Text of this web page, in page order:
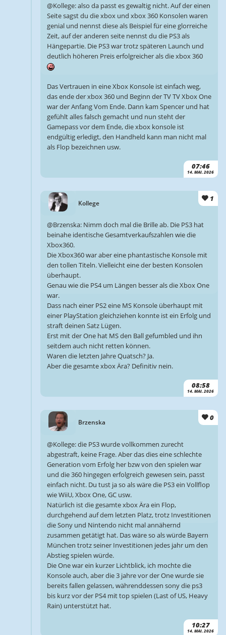
07:46
14. MAI. 2026
@Kollege: also da passt es gewaltig nicht. Auf der einen
Seite sagst du die xbox und xbox 360 Konsolen waren
genial und nennst diese als Beispiel für eine glorreiche
Zeit, auf der anderen seite nennst du die PS3 als
Hängepartie. Die PS3 war trotz späteren Launch und
deutlich höheren Preis erfolgreicher als die xbox 360
Das Vertrauen in eine Xbox Konsole ist einfach weg,
das ende der xbox 360 und Beginn der TV TV Xbox One
war der Anfang Vom Ende. Dann kam Spencer und hat
gefühlt alles falsch gemacht und nun steht der
Gamepass vor dem Ende, die xbox konsole ist
endgültig erledigt, den Handheld kann man nicht mal
als Flop bezeichnen usw.
Kollege
1
08:58
14. MAI. 2026
@Brzenska: Nimm doch mal die Brille ab. Die PS3 hat
beinahe identische Gesamtverkaufszahlen wie die
Xbox360.
Die Xbox360 war aber eine phantastische Konsole mit
den tollen Titeln. Vielleicht eine der besten Konsolen
überhaupt.
Genau wie die PS4 um Längen besser als die Xbox One
war.
Dass nach einer PS2 eine MS Konsole überhaupt mit
einer PlayStation gleichziehen konnte ist ein Erfolg und
straft deinen Satz Lügen.
Erst mit der One hat MS den Ball gefumbled und ihn
seitdem auch nicht retten können.
Waren die letzten Jahre Quatsch? Ja.
Aber die gesamte xbox Ära? Definitiv nein.
Brzenska
0
10:27
14. MAI. 2026
@Kollege: die PS3 wurde vollkommen zurecht
abgestraft, keine Frage. Aber das dies eine schlechte
Generation vom Erfolg her bzw von den spielen war
und die 360 hingegen erfolgreich gewesen sein, passt
einfach nicht. Du tust ja so als wäre die PS3 ein Vollflop
wie WiiU, Xbox One, GC usw.
Natürlich ist die gesamte xbox Ära ein Flop,
durchgehend auf dem letzten Platz, trotz Investitionen
die Sony und Nintendo nicht mal annähernd
zusammen getätigt hat. Das wäre so als würde Bayern
München trotz seiner Investitionen jedes jahr um den
Abstieg spielen würde.
Die One war ein kurzer Lichtblick, ich mochte die
Konsole auch, aber die 3 jahre vor der One wurde sie
bereits fallen gelassen, währenddessen sony die ps3
bis kurz vor der PS4 mit top spielen (Last of US, Heavy
Rain) unterstützt hat.